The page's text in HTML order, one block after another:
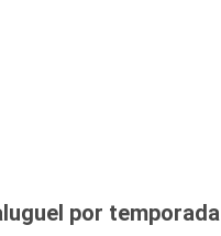
por temporada